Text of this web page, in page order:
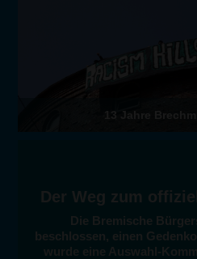
13 Jahre
Der Weg zum
Die Bremische
beschlossen, einen
wurde eine Auswahl-